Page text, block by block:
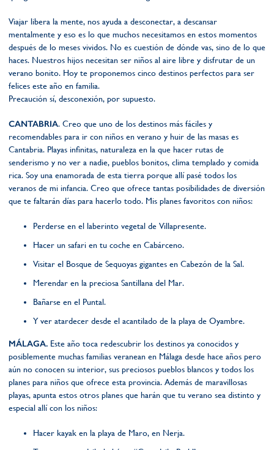
Viajar libera la mente, nos ayuda a desconectar, a descansar
mentalmente y eso es lo que muchos necesitamos en estos momentos
después de lo meses vividos. No es cuestión de dónde vas, sino de lo que
haces. Nuestros hijos necesitan ser niños al aire libre y disfrutar de un
verano bonito. Hoy te proponemos cinco destinos perfectos para ser
felices este año en familia.
Precaución sí, desconexión, por supuesto.
CANTABRIA. Creo que uno de los destinos más fáciles y
recomendables para ir con niños en verano y huir de las masas es
Cantabria. Playas infinitas, naturaleza en la que hacer rutas de
senderismo y no ver a nadie, pueblos bonitos, clima templado y comida
rica. Soy una enamorada de esta tierra porque allí pasé todos los
veranos de mi infancia. Creo que ofrece tantas posibilidades de diversión
que te faltarán días para hacerlo todo. Mis planes favoritos con niños:
Perderse en el laberinto vegetal de Villapresente.
Hacer un safari en tu coche en Cabárceno.
Visitar el Bosque de Sequoyas gigantes en Cabezón de la Sal.
Merendar en la preciosa Santillana del Mar.
Bañarse en el Puntal.
Y ver atardecer desde el acantilado de la playa de Oyambre.
MÁLAGA. Este año toca redescubrir los destinos ya conocidos y
posiblemente muchas familias veranean en Málaga desde hace años pero
aún no conocen su interior, sus preciosos pueblos blancos y todos los
planes para niños que ofrece esta provincia. Además de maravillosas
playas, apunta estos otros planes que harán que tu verano sea distinto y
especial allí con los niños:
Hacer kayak en la playa de Maro, en Nerja.